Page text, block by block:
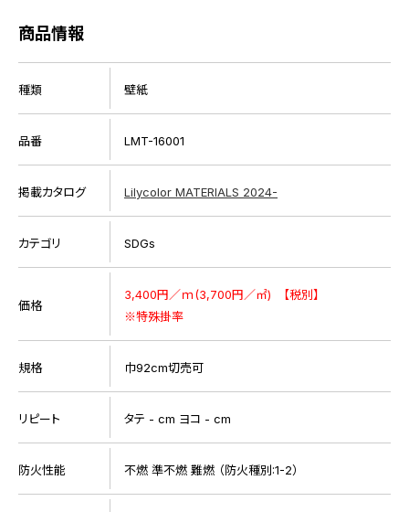
商品情報
種類 壁紙
品番 LMT-16001
掲載カタログ Lilycolor MATERIALS 2024-
カテゴリ SDGs
価格
3,400円／ｍ(3,700円／㎡) 【税別】
※特殊掛率
規格 巾92cm切売可
リピート タテ - cm ヨコ - cm
防火性能 不燃 準不燃 難燃 （防火種別:1-2）